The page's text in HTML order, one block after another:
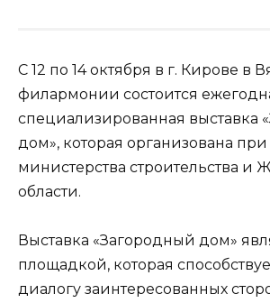
С 12 по 14 октября в г. Кирове в
филармонии состоится
специализированная выставка
дом», которая организована
министерства строительства и
области.
Выставка «Загородный дом»
площадкой, которая
диалогу заинтересованных